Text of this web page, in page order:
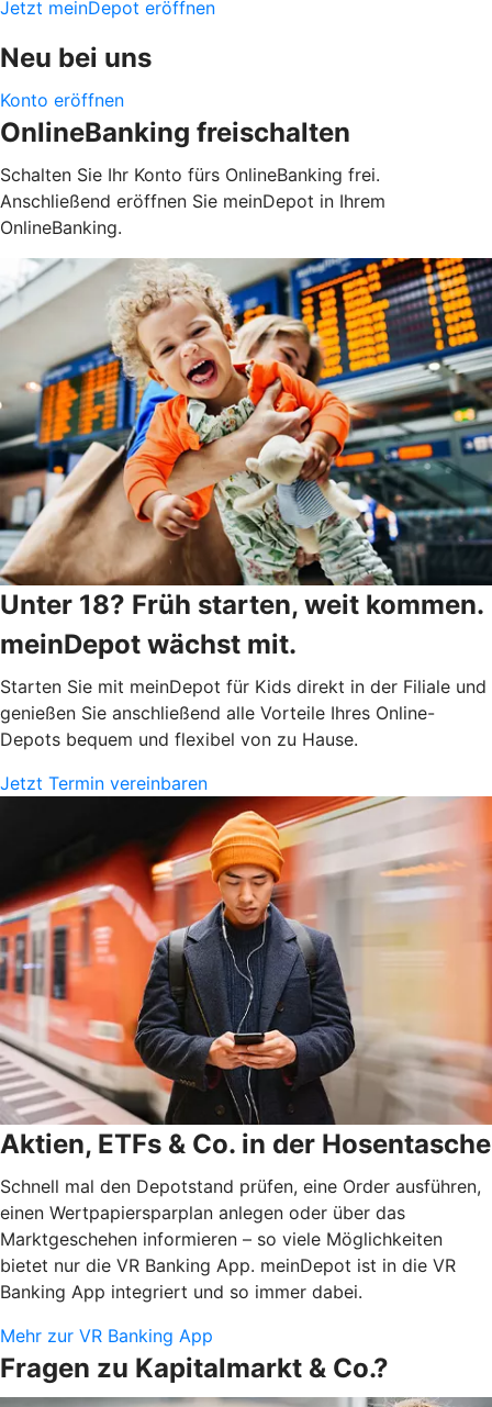
Jetzt meinDepot eröffnen
Neu bei uns
Konto eröffnen
OnlineBanking freischalten
Schalten Sie Ihr Konto fürs OnlineBanking frei.
Anschließend eröffnen Sie meinDepot in Ihrem
OnlineBanking.
Unter 18? Früh starten, weit kommen.
meinDepot wächst mit.
Starten Sie mit meinDepot für Kids direkt in der Filiale und
genießen Sie anschließend alle Vorteile Ihres Online-
Depots bequem und flexibel von zu Hause.
Jetzt Termin vereinbaren
Aktien, ETFs & Co. in der Hosentasche
Schnell mal den Depotstand prüfen, eine Order ausführen,
einen Wertpapiersparplan anlegen oder über das
Marktgeschehen informieren – so viele Möglichkeiten
bietet nur die VR Banking App. meinDepot ist in die VR
Banking App integriert und so immer dabei.
Mehr zur VR Banking App
Fragen zu Kapitalmarkt & Co.?